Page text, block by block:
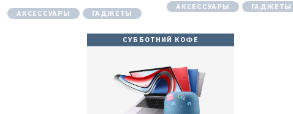
АКСЕССУАРЫ ГАДЖЕТЫ
АКСЕССУАРЫ ГАДЖЕТЫ
СУББОТНИЙ КОФЕ